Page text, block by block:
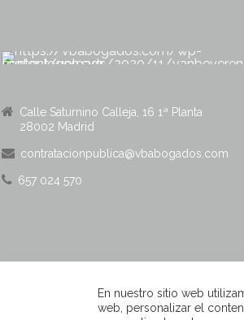
Calle Saturnino Calleja, 16 1ª Planta
28002 Madrid
contratacionpublica@vbabogados.com
657 024 570
En nuestro sitio web
web, personalizar el